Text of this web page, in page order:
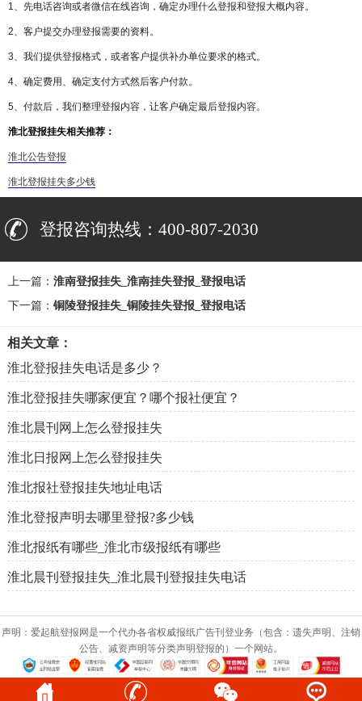
1、先电话咨询或者微信在线咨询，确定办理什么登报和登报大概内容。
2、客户提交办理登报需要的资料。
3、我们提供登报格式，或者客户提供补办单位要求的格式。
4、确定费用、确定支付方式然后客户付款。
5、付款后，我们整理登报内容，让客户确定最后登报内容。
淮北登报挂失相关推荐：
淮北公告登报
淮北登报挂失多少钱
登报咨询热线：400-807-2030
上一篇： 淮南登报挂失_淮南挂失登报_登报电话
下一篇： 铜陵登报挂失_铜陵挂失登报_登报电话
相关文章：
淮北登报挂失电话是多少？
淮北登报挂失哪家便宜？哪个报社便宜？
淮北晨刊网上怎么登报挂失
淮北日报网上怎么登报挂失
淮北报社登报挂失地址电话
淮北登报声明去哪里登报?多少钱
淮北报纸有哪些_淮北市级报纸有哪些
淮北晨刊登报挂失_淮北晨刊登报挂失电话
声明：爱起航登报网是一个代办各省权威报纸广告刊登业务（包含：遗失声明、注销
公告、减资声明等分类声明登报的）一个网站。